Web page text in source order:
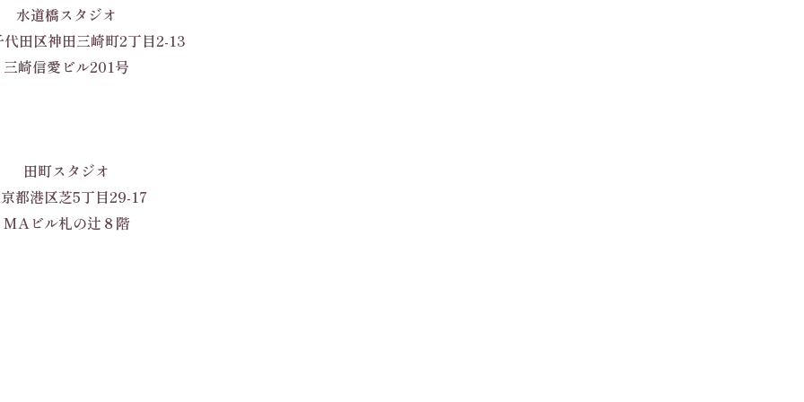
水道橋スタジオ
代田区神田三崎町2丁目2-13
三崎信愛ビル201号
田町スタジオ
都港区芝5丁目29-17
MAビル札の辻８階